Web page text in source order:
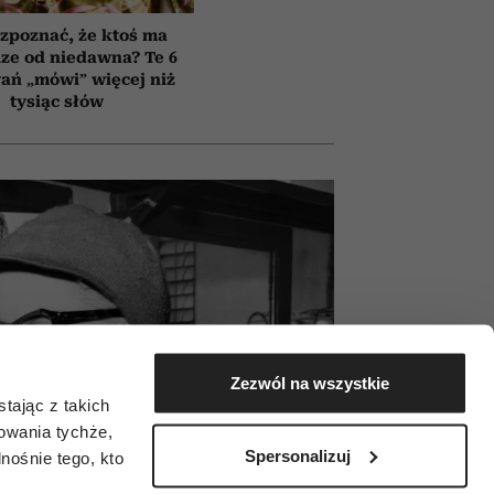
z takich
tychże,
tego, kto
Zezwól na wszystkie
Spersonalizuj
że ktoś ma
od niedawna? Te 6
„mówi” więcej niż
tysiąc słów